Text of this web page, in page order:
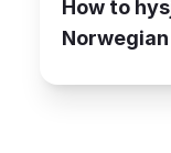
How to
Norwegian